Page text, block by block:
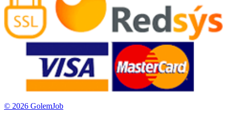
© 2026 GolemJob